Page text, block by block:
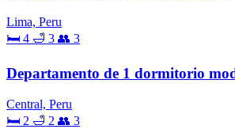
Lima, Peru
🛏 4 🛁 3 👥 3
Departamento de 1 dormitorio
Central, Peru
🛏 2 🛁 2 👥 3